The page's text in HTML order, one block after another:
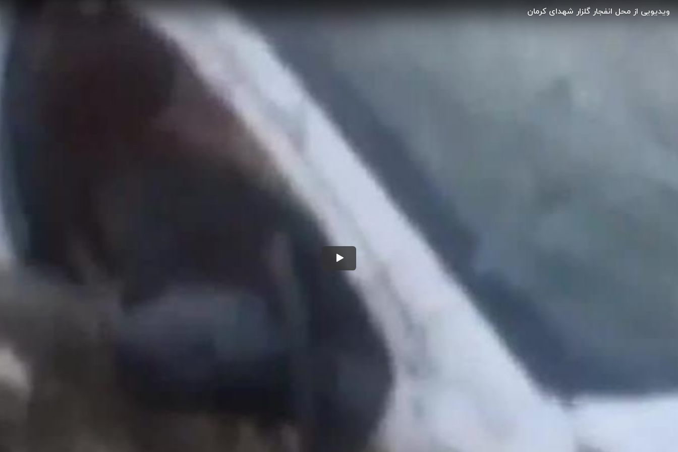
ویدیویی از محل انفجار گلزار شهدای کرمان